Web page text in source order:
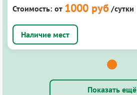
Стоимость: от 1000 руб /сутки
Показать ещё